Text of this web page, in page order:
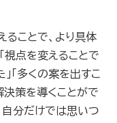
ることで、より具体
視点を変えることで
「多くの案を出すこ
策を導くことがで
自分だけでは思いつ